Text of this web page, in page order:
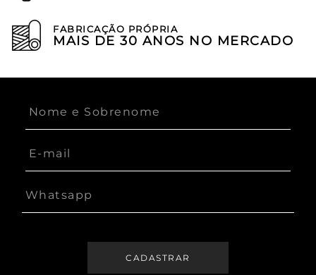
FABRICAÇÃO PRÓPRIA
MAIS DE 30 ANOS NO MERCADO